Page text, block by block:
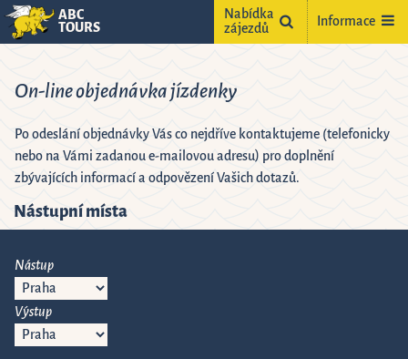
ABC
TOURS Informace
Nabídka
zájezdů
ne
2
9
16
23
On-line objednávka jízdenky
Po odeslání objednávky Vás co nejdříve kontaktujeme (telefonicky
nebo na Vámi zadanou e-mailovou adresu) pro doplnění
zbývajících informací a odpovězení Vašich dotazů.
Nástupní místa
Nástup
Výstup